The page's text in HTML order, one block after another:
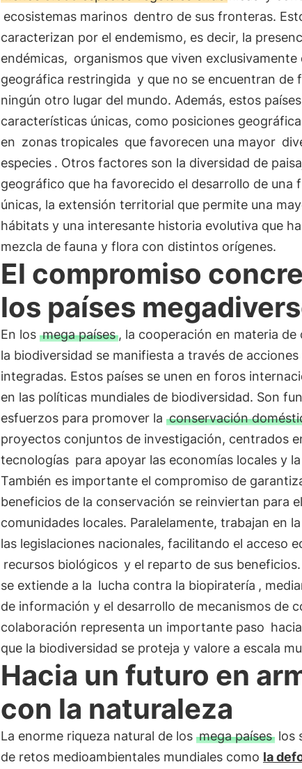
ecosistemas marinos dentro de sus fronteras.
caracterizan por el endemismo, es decir, la
endémicas, organismos que viven exclusivamente
geográfica restringida y que no se encuentran de
ningún otro lugar del mundo. Además, estos
características únicas, como posiciones
en zonas tropicales que favorecen una mayor
especies . Otros factores son la diversidad de
geográfico que ha favorecido el desarrollo de una
únicas, la extensión territorial que permite una
hábitats y una interesante historia evolutiva que
mezcla de fauna y flora con distintos orígenes.
El compromiso
los países
En los mega países, la cooperación en materia de
la biodiversidad se manifiesta a través de
integradas. Estos países se unen en foros
en las políticas mundiales de biodiversidad. Son
esfuerzos para promover la conservación
proyectos conjuntos de investigación, centrados
tecnologías para apoyar las economías locales y
También es importante el compromiso de
beneficios de la conservación se reinviertan para
comunidades locales. Paralelamente, trabajan en
las legislaciones nacionales, facilitando el acceso
recursos biológicos y el reparto de sus
se extiende a la lucha contra la biopiratería ,
de información y el desarrollo de mecanismos de
colaboración representa un importante paso
que la biodiversidad se proteja y valore a escala
Hacia un futuro en
con la naturaleza
La enorme riqueza natural de los mega paíseslos
de retos medioambientales mundiales como la